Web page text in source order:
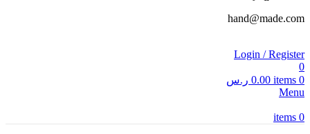
hand@made.com
Login / Register
0
0
items
0.00 ر.س
Menu
0
items